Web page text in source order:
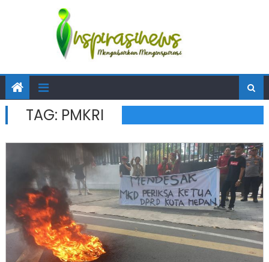
TAG: PMKRI